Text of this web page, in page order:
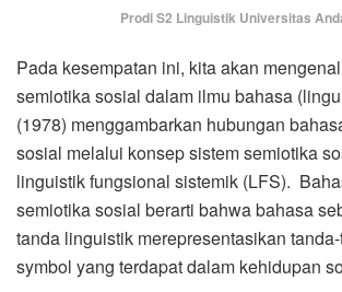
Prodi S2 Linguistik Universitas
Pada kesempatan ini, kita akan
semiotika sosial dalam ilmu bahasa
(1978) menggambarkan hubungan
sosial melalui konsep sistem semiotika
linguistik fungsional sistemik (LFS).
semiotika sosial berarti bahwa bahasa
tanda linguistik merepresentasikan
symbol yang terdapat dalam kehidupan